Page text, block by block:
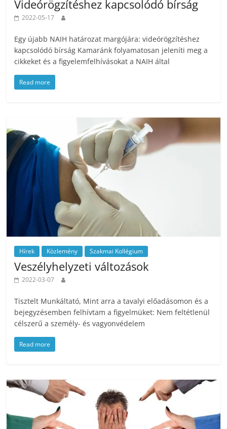
Videórögzítéshez kapcsolódó bírság
2022-05-17
Egy újabb NAIH határozat margójára: videórögzítéshez
kapcsolódó bírság Kamaránk folyamatosan jeleníti meg a
cikkeket és a figyelemfelhívásokat a NAIH által
Read more
Hírek Közlemény Szakmai Kollégium
Veszélyhelyzeti változások
2022-03-07
Tisztelt Munkáltató, Mint arra a tavalyi előadásomon és a
bejegyzésemben felhívtam a figyelmüket: Nem feltétlenül
célszerű a személy- és vagyonvédelem
Read more